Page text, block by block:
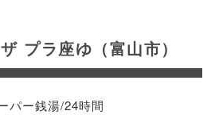
プラ座ゆ（富山市）